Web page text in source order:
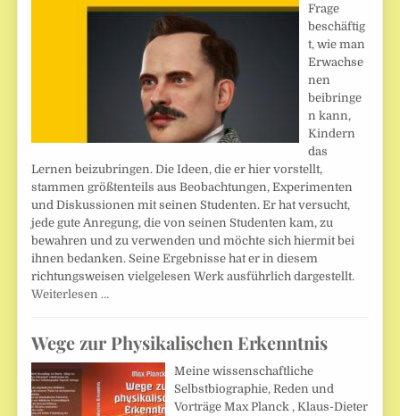
Frage
beschäftig
t, wie man
Erwachse
nen
beibringe
n kann,
Kindern
das
Lernen beizubringen. Die Ideen, die er hier vorstellt,
stammen größtenteils aus Beobachtungen, Experimenten
und Diskussionen mit seinen Studenten. Er hat versucht,
jede gute Anregung, die von seinen Studenten kam, zu
bewahren und zu verwenden und möchte sich hiermit bei
ihnen bedanken. Seine Ergebnisse hat er in diesem
richtungsweisen vielgelesen Werk ausführlich dargestellt.
Weiterlesen …
Wege zur Physikalischen Erkenntnis
Meine wissenschaftliche
Selbstbiographie, Reden und
Vorträge Max Planck , Klaus-Dieter